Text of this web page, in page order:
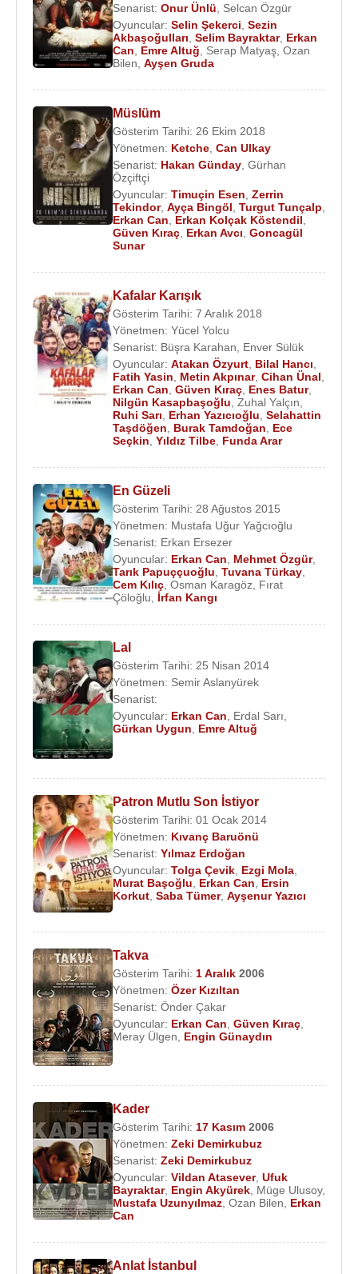
Senarist: Onur Ünlü, Selcan Özgür
Oyuncular: Selin Şekerci, Sezin
Akbaşoğulları, Selim Bayraktar, Erkan
Can, Emre Altuğ, Serap Matyaş, Ozan
Bilen, Ayşen Gruda
Müslüm
Gösterim Tarihi: 26 Ekim 2018
Yönetmen: Ketche, Can Ulkay
Senarist: Hakan Günday, Gürhan
Özçiftçi
Oyuncular: Timuçin Esen, Zerrin
Tekindor, Ayça Bingöl, Turgut Tunçalp,
Erkan Can, Erkan Kolçak Köstendil,
Güven Kıraç, Erkan Avcı, Goncagül
Sunar
Kafalar Karışık
Gösterim Tarihi: 7 Aralık 2018
Yönetmen: Yücel Yolcu
Senarist: Büşra Karahan, Enver Sülük
Oyuncular: Atakan Özyurt, Bilal Hancı,
Fatih Yasin, Metin Akpınar, Cihan Ünal,
Erkan Can, Güven Kıraç, Enes Batur,
Nilgün Kasapbaşoğlu, Zuhal Yalçın,
Ruhi Sarı, Erhan Yazıcıoğlu, Selahattin
Taşdöğen, Burak Tamdoğan, Ece
Seçkin, Yıldız Tilbe, Funda Arar
En Güzeli
Gösterim Tarihi: 28 Ağustos 2015
Yönetmen: Mustafa Uğur Yağcıoğlu
Senarist: Erkan Ersezer
Oyuncular: Erkan Can, Mehmet Özgür,
Tarık Papuççuoğlu, Tuvana Türkay,
Cem Kılıç, Osman Karagöz, Fırat
Çöloğlu, İrfan Kangı
Lal
Gösterim Tarihi: 25 Nisan 2014
Yönetmen: Semir Aslanyürek
Senarist:
Oyuncular: Erkan Can, Erdal Sarı,
Gürkan Uygun, Emre Altuğ
Patron Mutlu Son İstiyor
Gösterim Tarihi: 01 Ocak 2014
Yönetmen: Kıvanç Baruönü
Senarist: Yılmaz Erdoğan
Oyuncular: Tolga Çevik Ezgi Mola
Murat Başoğlu
Erkan Can
Ersin
Korkut Saba Tümer, Ayşenur Yazıcı
Takva
Gösterim Tarihi: 1 Aralık 2006
Yönetmen: Özer Kızıltan
Senarist: Önder Çakar
Oyuncular: Erkan Can Güven Kıraç
Meray Ülgen
Engin Günaydın
Kader
Gösterim Tarihi: 17 Kasım 2006
Yönetmen: Zeki Demirkubuz
Senarist: Zeki Demirkubuz
Oyuncular: Vildan Atasever, Ufuk
Bayraktar, Engin Akyürek Müge Ulusoy,
Mustafa Uzunyılmaz Ozan Bilen
Erkan
Can
Anlat İstanbul